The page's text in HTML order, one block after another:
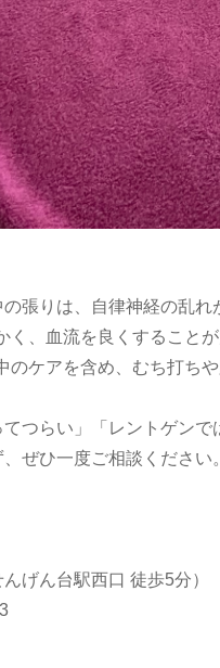
の張りは、自律神経の乱れ
く、血流を良くすることが
のケアを含め、むち打ち
てつらい」「レントゲン
ぜひ一度ご相談ください。
げん台駅西口 徒歩5分）